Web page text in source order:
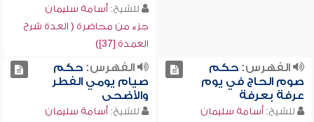
للشيخ: أسامة سليمان
جزء من محاضرة ( العدة شرح
العمدة [37])
الفهرس:حكم
صوم الحاج في يوم
عرفة بعرفة
للشيخ: أسامة سليمان
الفهرس:حكم
صيام يومي الفطر
والأضحى
للشيخ: أسامة سليمان